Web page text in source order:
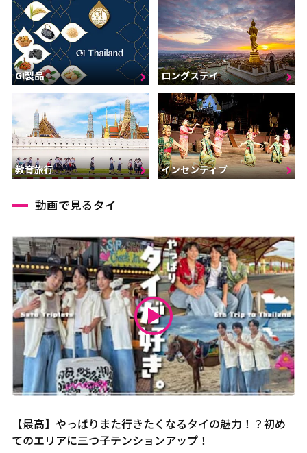
GI製品 ロングステイ
教育旅行 インセンティブ
動画で見るタイ
【最高】やっぱりまた行きたくなるタイの魅力！？初め
てのエリアに三つ子テンションアップ！